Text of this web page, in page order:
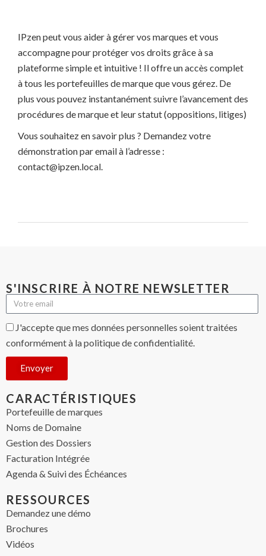
IPzen peut vous aider à gérer vos marques et vous
accompagne pour protéger vos droits grâce à sa
plateforme simple et intuitive ! Il offre un accès complet
à tous les portefeuilles de marque que vous gérez. De
plus vous pouvez instantanément suivre l’avancement des
procédures de marque et leur statut (oppositions, litiges)
Vous souhaitez en savoir plus ? Demandez votre
démonstration par email à l’adresse :
contact@ipzen.local.
CARACTÉRISTIQUES
Portefeuille de marques
Noms de Domaine
Gestion des Dossiers
Facturation Intégrée
Agenda & Suivi des Échéances
S'INSCRIRE À NOTRE NEWSLETTER
J'accepte que mes données personnelles soient traitées
conformément à la politique de confidentialité.
Envoyer
RESSOURCES
Demandez une démo
Brochures
Vidéos